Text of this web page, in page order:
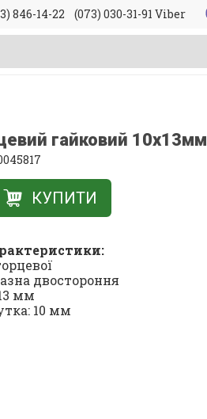
846-14-22 (073) 030-31-91 Viber
гайковий 10х13мм
КУПИТИ
двостороння
мм
10 мм